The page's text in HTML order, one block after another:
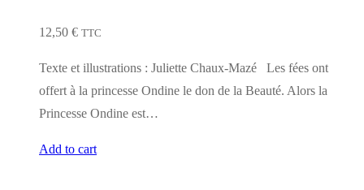
12,50 € TTC
Texte et illustrations : Juliette Chaux-Mazé Les fées ont
offert à la princesse Ondine le don de la Beauté. Alors la
Princesse Ondine est…
Add to cart